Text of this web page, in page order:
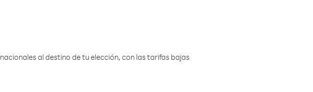
al destino de tu elección, con las tarifas bajas